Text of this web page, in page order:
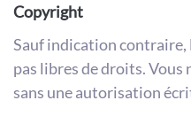
Copyright
Sauf indication contraire,
pas libres de droits. Vous
sans une autorisation